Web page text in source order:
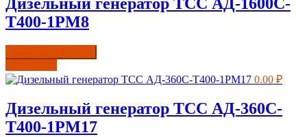
Т400-1РМ8
0.00 ₽
Дизельный генератор ТСС АД-360С-
Т400-1РМ17